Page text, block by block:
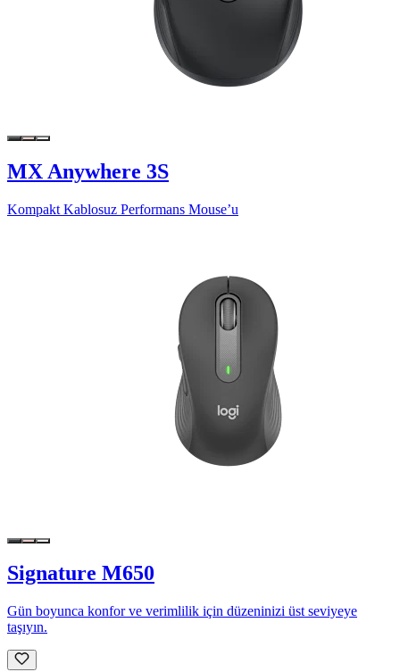
MX Anywhere 3S
Kompakt Kablosuz Performans Mouse’u
Signature M650
Gün boyunca konfor ve verimlilik için düzeninizi üst seviyeye
taşıyın.